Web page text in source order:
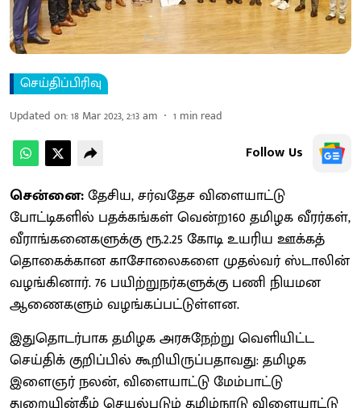
செய்திப்பிரிவு
Updated on:18 Mar 2023, 2:13 am 1 min read
Follow Us
சென்னை:தேசிய, சர்வதேச விளையாட்டு
போட்டிகளில் பதக்கங்கள் வென்ற160 தமிழக வீரர்கள்,
வீராங்கனைகளுக்கு ரூ.2.25 கோடி உயரிய ஊக்கத்
தொகைக்கான காசோலைகளை முதல்வர் ஸ்டாலின்
வழங்கினார். 76 பயிற்றுநர்களுக்கு பணி நியமன
ஆணைகளும் வழங்கப்பட்டுள்ளன.
இதுதொடர்பாக தமிழக அரசுநேற்று வெளியிட்ட
செய்திக் குறிப்பில் கூறியிருப்பதாவது: தமிழக
இளைஞர் நலன், விளையாட்டு மேம்பாட்டு